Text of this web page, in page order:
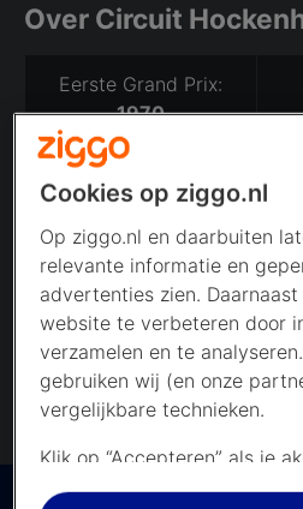
Over Circuit
Eerste Grand Prix:
1970
Aantal rondes:
67
Ronderecord:
Kimi
Cookies op ziggo.nl
Op ziggo.nl en daarbuiten
relevante informatie en
advertenties zien.
website te verbeteren door
verzamelen en te
gebruiken wij (en onze
vergelijkbare technieken.
Klik op “Accepteren” als je
cookies. Kies je voor “Nee,